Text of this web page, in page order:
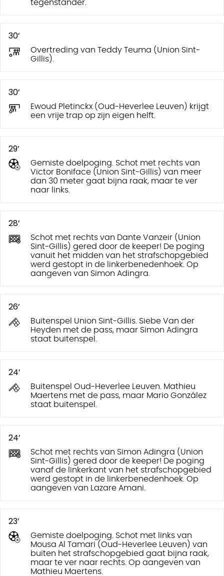
tegenstander.
30’
Overtreding van Teddy Teuma (Union Sint-
Gillis).
30’
Ewoud Pletinckx (Oud-Heverlee Leuven) krijgt
een vrije trap op zijn eigen helft.
29’
Gemiste doelpoging. Schot met rechts van
Victor Boniface (Union Sint-Gillis) van meer
dan 30 meter gaat bijna raak, maar te ver
naar links.
28’
Schot met rechts van Dante Vanzeir (Union
Sint-Gillis) gered door de keeper! De poging
vanuit het midden van het strafschopgebied
werd gestopt in de linkerbenedenhoek. Op
aangeven van Simon Adingra.
26’
Buitenspel Union Sint-Gillis. Siebe Van der
Heyden met de pass, maar Simon Adingra
staat buitenspel.
24’
Buitenspel Oud-Heverlee Leuven. Mathieu
Maertens met de pass, maar Mario González
staat buitenspel.
24’
Schot met rechts van Simon Adingra (Union
Sint-Gillis) gered door de keeper! De poging
vanaf de linkerkant van het strafschopgebied
werd gestopt in de linkerbenedenhoek. Op
aangeven van Lazare Amani.
23’
Gemiste doelpoging. Schot met links van
Mousa Al Tamari (Oud-Heverlee Leuven) van
buiten het strafschopgebied gaat bijna raak,
maar te ver naar rechts. Op aangeven van
Mathieu Maertens.